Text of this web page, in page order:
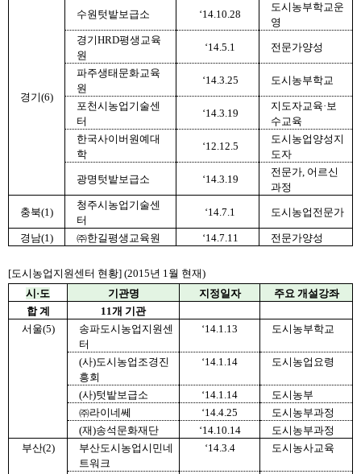
경기(6)
수원텃밭보급소 ‘14.10.28
도시농부학교운
영
경기HRD평생교육
원
‘14.5.1 전문가양성
파주생태문화교육
원
‘14.3.25 도시농부학교
포천시농업기술센
터
‘14.3.19
지도자교육·보
수교육
한국사이버원예대
학
‘12.12.5
도시농업양성지
도자
광명텃밭보급소 ‘14.3.19
전문가, 어르신
과정
충북(1)
청주시농업기술센
터
‘14.7.1 도시농업전문가
경남(1) ㈜한길평생교육원 ‘14.7.11 전문가양성
[도시농업지원센터 현황] (2015년 1월 현재)
시·도
기관명 지정일자
주요 개설강좌
합 계
11개 기관
서울(5)
송파도시농업지원센
터
‘14.1.13 도시농부학교
(사)도시농업조경진
흥회
‘14.1.14 도시농업요령
(사)텃밭보급소 ‘14.1.14
도시농부
㈜라이네쎄
‘14.4.25
도시농부과정
(재)송석문화재단
‘14.10.14
도시농부과정
부산(2)
부산도시농업시민네
트워크
‘14.3.4 도시농사교육